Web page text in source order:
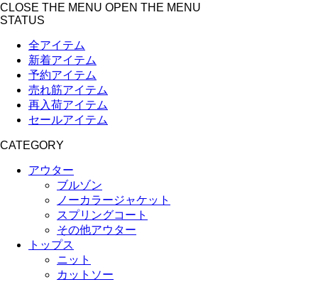
CLOSE THE MENU OPEN THE MENU
STATUS
全アイテム
新着アイテム
予約アイテム
売れ筋アイテム
再入荷アイテム
セールアイテム
CATEGORY
アウター
ブルゾン
ノーカラージャケット
スプリングコート
その他アウター
トップス
ニット
カットソー